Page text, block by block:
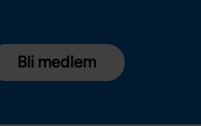
Bli medlem